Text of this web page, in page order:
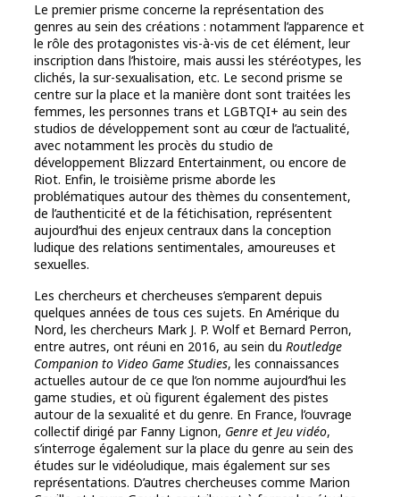
Le premier prisme concerne la représentation des
genres au sein des créations : notamment l’apparence et
le rôle des protagonistes vis-à-vis de cet élément, leur
inscription dans l’histoire, mais aussi les stéréotypes, les
clichés, la sur-sexualisation, etc. Le second prisme se
centre sur la place et la manière dont sont traitées les
femmes, les personnes trans et LGBTQI+ au sein des
studios de développement sont au cœur de l’actualité,
avec notamment les procès du studio de
développement Blizzard Entertainment, ou encore de
Riot. Enfin, le troisième prisme aborde les
problématiques autour des thèmes du consentement,
de l’authenticité et de la fétichisation, représentent
aujourd’hui des enjeux centraux dans la conception
ludique des relations sentimentales, amoureuses et
sexuelles.
Les chercheurs et chercheuses s’emparent depuis
quelques années de tous ces sujets. En Amérique du
Nord, les chercheurs Mark J. P. Wolf et Bernard Perron,
entre autres, ont réuni en 2016, au sein du Routledge
Companion to Video Game Studies, les connaissances
actuelles autour de ce que l’on nomme aujourd’hui les
game studies, et où figurent également des pistes
autour de la sexualité et du genre. En France, l’ouvrage
collectif dirigé par Fanny Lignon, Genre et Jeu vidéo,
s’interroge également sur la place du genre au sein des
études sur le vidéoludique, mais également sur ses
représentations. D’autres chercheuses comme Marion